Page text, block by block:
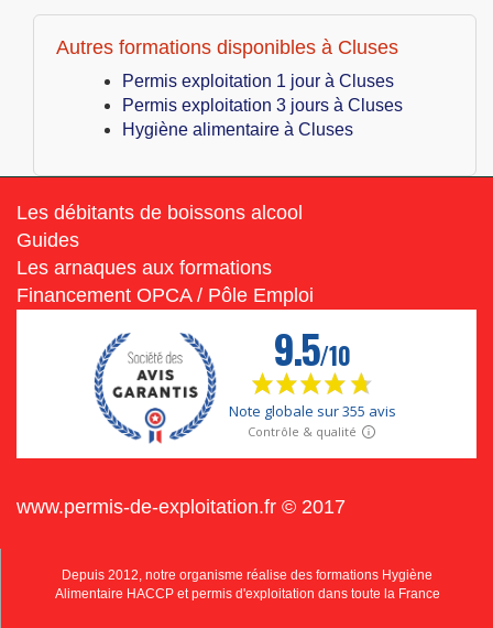
Autres formations disponibles à Cluses
Permis exploitation 1 jour à Cluses
Permis exploitation 3 jours à Cluses
Hygiène alimentaire à Cluses
Les débitants de boissons alcool
Guides
Les arnaques aux formations
Financement OPCA / Pôle Emploi
www.permis-de-exploitation.fr © 2017
Depuis 2012, notre organisme réalise des formations Hygiène
Alimentaire HACCP et permis d'exploitation dans toute la France